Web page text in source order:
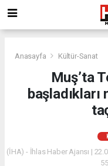
Anasayfa Kültür-Sanat
Muş’ta
başladıkları
(İHA) - İhlas Haber Ajansı |